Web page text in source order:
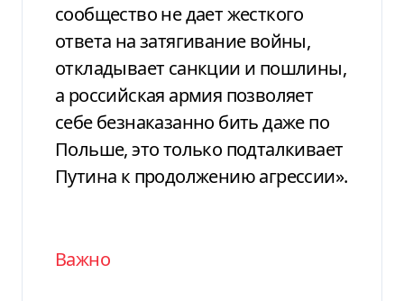
сообщество не дает жесткого
ответа на затягивание войны,
откладывает санкции и пошлины,
а российская армия позволяет
себе безнаказанно бить даже по
Польше, это только подталкивает
Путина к продолжению агрессии».
Важно